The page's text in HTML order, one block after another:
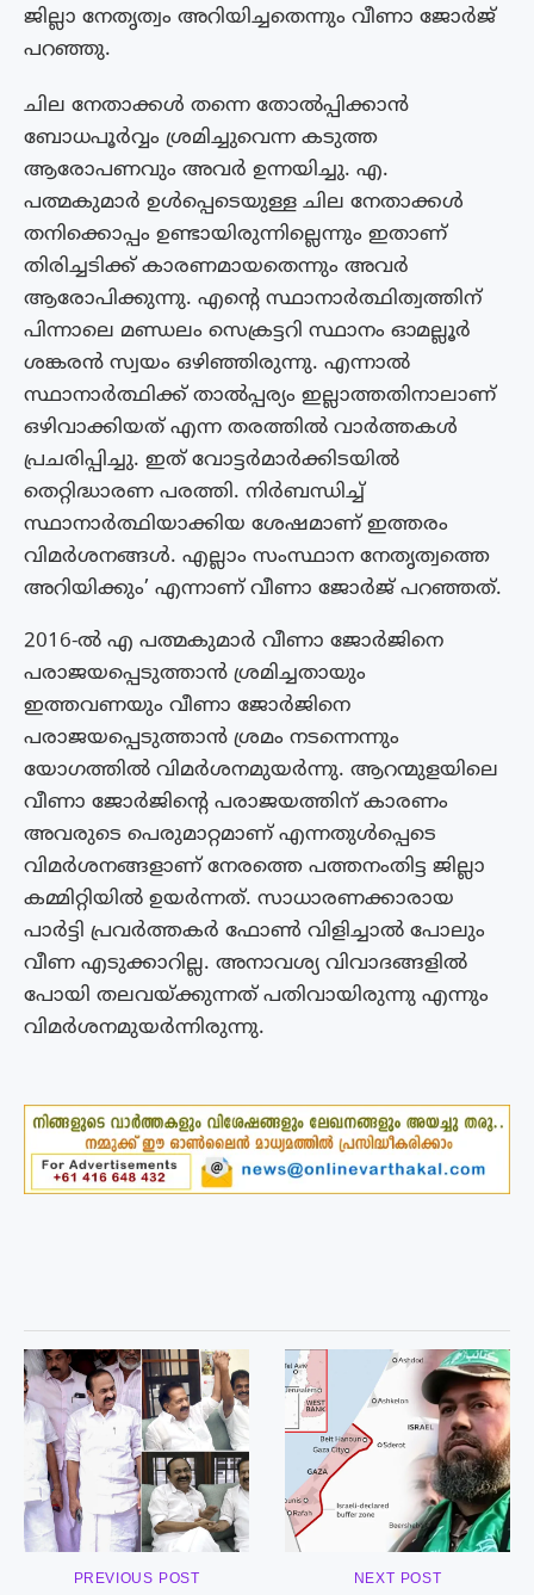
ജില്ലാ നേതൃത്വം അറിയിച്ചതെന്നും വീണാ ജോര്‍ജ്
പറഞ്ഞു.
ചില നേതാക്കൾ തന്നെ തോൽപ്പിക്കാൻ
ബോധപൂർവ്വം ശ്രമിച്ചുവെന്ന കടുത്ത
ആരോപണവും അവർ ഉന്നയിച്ചു. എ.
പത്മകുമാർ ഉൾപ്പെടെയുള്ള ചില നേതാക്കൾ
തനിക്കൊപ്പം ഉണ്ടായിരുന്നില്ലെന്നും ഇതാണ്
തിരിച്ചടിക്ക് കാരണമായതെന്നും അവർ
ആരോപിക്കുന്നു. എന്റെ സ്ഥാനാര്‍ത്ഥിത്വത്തിന്
പിന്നാലെ മണ്ഡലം സെക്രട്ടറി സ്ഥാനം ഓമല്ലൂര്‍
ശങ്കരന്‍ സ്വയം ഒഴിഞ്ഞിരുന്നു. എന്നാല്‍
സ്ഥാനാര്‍ത്ഥിക്ക് താല്‍പ്പര്യം ഇല്ലാത്തതിനാലാണ്
ഒഴിവാക്കിയത് എന്ന തരത്തില്‍ വാര്‍ത്തകള്‍
പ്രചരിപ്പിച്ചു. ഇത് വോട്ടര്‍മാര്‍ക്കിടയില്‍
തെറ്റിദ്ധാരണ പരത്തി. നിര്‍ബന്ധിച്ച്
സ്ഥാനാര്‍ത്ഥിയാക്കിയ ശേഷമാണ് ഇത്തരം
വിമര്‍ശനങ്ങള്‍. എല്ലാം സംസ്ഥാന നേതൃത്വത്തെ
അറിയിക്കും’ എന്നാണ് വീണാ ജോര്‍ജ് പറഞ്ഞത്.
2016-ല്‍ എ പത്മകുമാര്‍ വീണാ ജോര്‍ജിനെ
പരാജയപ്പെടുത്താന്‍ ശ്രമിച്ചതായും
ഇത്തവണയും വീണാ ജോര്‍ജിനെ
പരാജയപ്പെടുത്താന്‍ ശ്രമം നടന്നെന്നും
യോഗത്തില്‍ വിമര്‍ശനമുയര്‍ന്നു. ആറന്മുളയിലെ
വീണാ ജോര്‍ജിന്റെ പരാജയത്തിന് കാരണം
അവരുടെ പെരുമാറ്റമാണ് എന്നതുള്‍പ്പെടെ
വിമര്‍ശനങ്ങളാണ് നേരത്തെ പത്തനംതിട്ട ജില്ലാ
കമ്മിറ്റിയില്‍ ഉയര്‍ന്നത്. സാധാരണക്കാരായ
പാര്‍ട്ടി പ്രവര്‍ത്തകര്‍ ഫോണ്‍ വിളിച്ചാല്‍ പോലും
വീണ എടുക്കാറില്ല. അനാവശ്യ വിവാദങ്ങളില്‍
പോയി തലവയ്ക്കുന്നത് പതിവായിരുന്നു എന്നും
വിമര്‍ശനമുയര്‍ന്നിരുന്നു.
PREVIOUS POST NEXT POST